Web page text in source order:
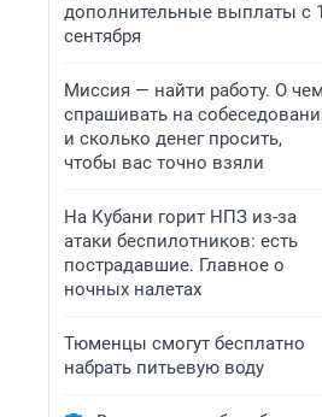
дополнительные выплаты с 1
сентября
Миссия — найти работу. О чем
спрашивать на
и сколько денег просить,
чтобы вас точно взяли
На Кубани горит НПЗ из-за
атаки беспилотников: есть
пострадавшие. Главное о
ночных налетах
Тюменцы смогут бесплатно
набрать питьевую воду